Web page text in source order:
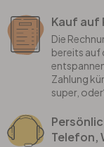
Kauf auf
Die
bereits auf
Zahlung
super,
Telefon,